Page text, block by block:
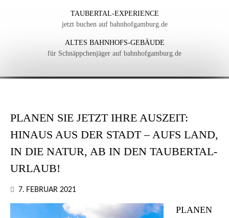
TAUBERTAL-EXPERIENCE
jetzt buchen auf bahnhofgamburg.de
ALTES BAHNHOFS-GEBÄUDE
für Schnäppchenjäger auf bahnhofgamburg.de
PLANEN SIE JETZT IHRE AUSZEIT:
HINAUS AUS DER STADT – AUFS LAND,
IN DIE NATUR, AB IN DEN TAUBERTAL-
URLAUB!
7. FEBRUAR 2021
PLANEN